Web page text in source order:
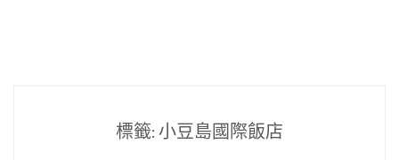
標籤: 小豆島國際飯店